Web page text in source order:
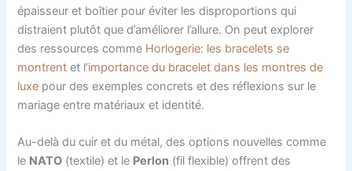
épaisseur et boîtier pour éviter les disproportions qui
distraient plutôt que d’améliorer l’allure. On peut explorer
des ressources comme Horlogerie: les bracelets se
montrent et l’importance du bracelet dans les montres de
luxe pour des exemples concrets et des réflexions sur le
mariage entre matériaux et identité.
Au-delà du cuir et du métal, des options nouvelles comme
le NATO (textile) et le Perlon (fil flexible) offrent des